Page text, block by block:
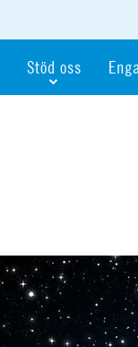
Stöd oss
Testamentera
Webbshop
För